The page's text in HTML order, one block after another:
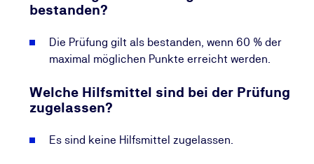
bestanden?
Die Prüfung gilt als bestanden, wenn 60 % der
maximal möglichen Punkte erreicht werden.
Welche Hilfsmittel sind bei der Prüfung
zugelassen?
Es sind keine Hilfsmittel zugelassen.